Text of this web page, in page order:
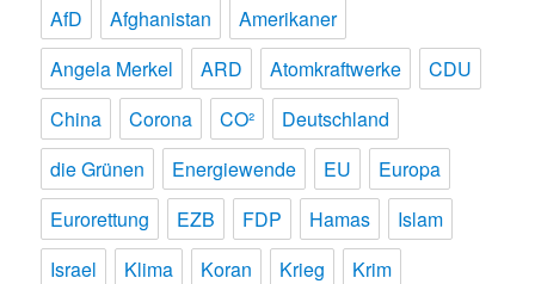
AfD Afghanistan
Amerikaner
Angela Merkel
ARD Atomkraftwerke
CDU
China
Corona CO²
Deutschland
die Grünen
Energiewende EU
Europa
Eurorettung
EZB FDP Hamas
Islam
Israel
Klima Koran Krieg
Krim